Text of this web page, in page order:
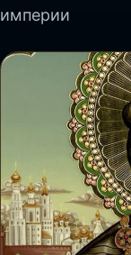
империи